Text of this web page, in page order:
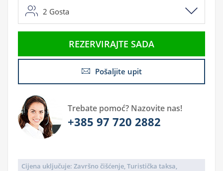
2 Gosta
REZERVIRAJTE SADA
Pošaljite upit
Trebate pomoć? Nazovite nas!
+385 97 720 2882
Cijena uključuje: Završno čišćenje, Turistička taksa,